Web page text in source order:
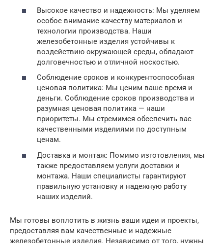
Высокое качество и надежность: Мы уделяем
особое внимание качеству материалов и
технологии производства. Наши
железобетонные изделия устойчивы к
воздействию окружающей среды, обладают
долговечностью и отличной носкостью.
Соблюдение сроков и конкурентоспособная
ценовая политика: Мы ценим ваше время и
деньги. Соблюдение сроков производства и
разумная ценовая политика — наши
приоритеты. Мы стремимся обеспечить вас
качественными изделиями по доступным
ценам.
Доставка и монтаж: Помимо изготовления, мы
также предоставляем услуги доставки и
монтажа. Наши специалисты гарантируют
правильную установку и надежную работу
наших изделий.
Мы готовы воплотить в жизнь ваши идеи и проекты,
предоставляя вам качественные и надежные
железобетонные изделия. Независимо от того, нужны